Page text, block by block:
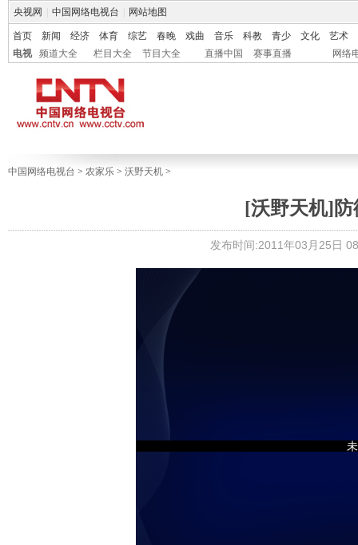
央视网 中国网络电视台 网站地图
首页 新闻 经济 体育 综艺 春晚 戏曲 音乐 科教 青少 文化
艺术
电视
频道大全 栏目大全 节目大全 直播中国 赛事直播 网络
中国网络电视台 > 农家乐 > 沃野天机 >
[沃野天机]防
发布时间:2011年03月25日